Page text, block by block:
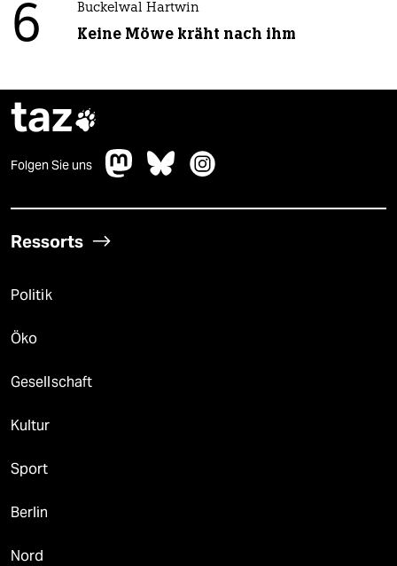
6 Buckelwal Hartwin
Keine Möwe kräht nach ihm
taz
Folgen Sie uns
Ressorts
Politik
Öko
Gesellschaft
Kultur
Sport
Berlin
Nord